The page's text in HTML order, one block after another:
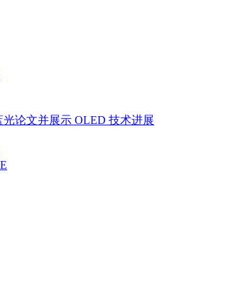
光论文并展示 OLED 技术进展